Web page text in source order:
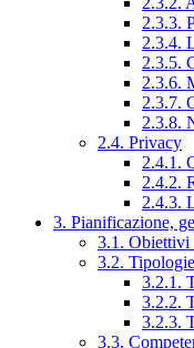
2.3.3.
2.3.4.
2.3.5.
2.3.6.
2.3.7.
2.3.8.
2.4. Privacy
2.4.1.
2.4.2.
2.4.3.
3. Pianificazione,
3.1. Obiettivi
3.2.
3.2.1.
3.2.2.
3.2.3.
3.3.